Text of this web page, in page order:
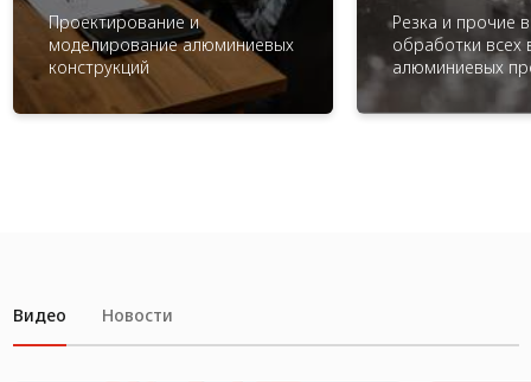
Проектирование и
моделирование алюминиевых
конструкций
Резка и прочие
обработки всех
алюминиевых
Видео Новости